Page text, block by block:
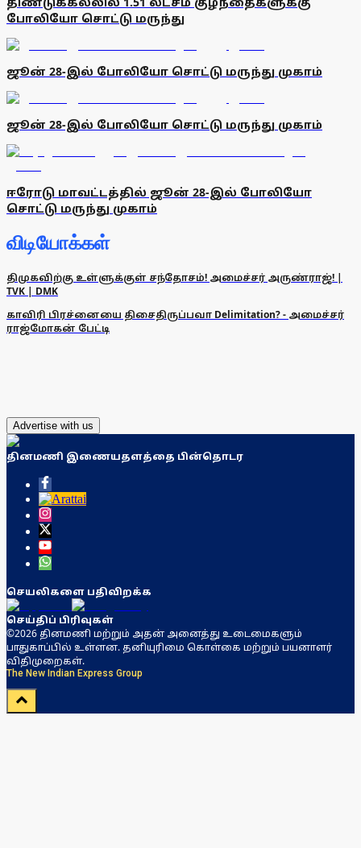
போலியோ சொட்டு மருந்து
ஜூன் 28-இல் போலியோ சொட்டு மருந்து முகாம்
ஜூன் 28-இல் போலியோ சொட்டு மருந்து முகாம்
ஈரோடு மாவட்டத்தில் ஜூன் 28-இல் போலியோ
சொட்டு மருந்து முகாம்
விடியோக்கள்
திமுகவிற்கு உள்ளுக்குள் சந்தோசம்! அமைச்சர் அருண்ராஜ்! |
TVK | DMK
காவிரி பிரச்னையை திசைதிருப்பவா Delimitation? - அமைச்சர்
ராஜ்மோகன் பேட்டி
Advertise with us
தினமணி இணையதளத்தை பின்தொடர
செயலிகளை பதிவிறக்க
செய்திப் பிரிவுகள்
©2026 தினமணி மற்றும் அதன் அனைத்து உடைமைகளும்
பாதுகாப்பில் உள்ளன. தனியுரிமை கொள்கை மற்றும் பயனாளர்
விதிமுறைகள்.
The New Indian Express Group